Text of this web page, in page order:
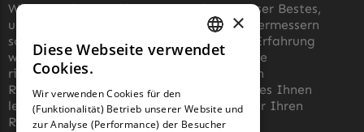
Wir von robotermäher-messer.de tun unser Bestes,
um die Wartung von Roboter-Rasenmähermessern
so einfach wie möglich zu machen. Aus Erfahrung
wissen wir, wie schwierig es sein kann, die
richtigen Messer für einen automatischen
Rasenmäher zu finden. Unser Ziel ist es, es Ihnen
leicht zu machen, die richtigen Messer für Ihren
Roboter-Rasenmäher zu kaufen.
GERMAN
GERMAN
×
Diese Webseite verwendet
Cookies.
Wir verwenden Cookies für den
(Funktionalität) Betrieb unserer Website und
zur Analyse (Performance) der Besucher